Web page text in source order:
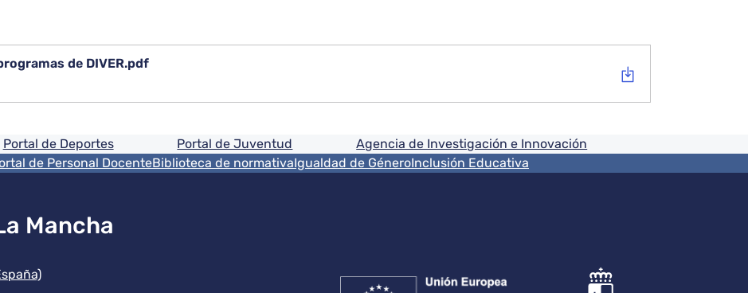
de DIVER.pdf
Portal de Deportes Portal de Juventud Agencia de Investigación e Innovación
de Personal DocenteBiblioteca de normativaIgualdad de GéneroInclusión Educativa
Mancha